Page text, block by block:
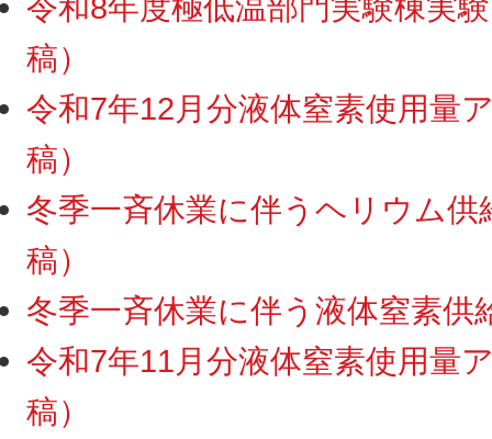
稿）
令和7年12月分液体窒素使用量
稿）
冬季一斉休業に伴うヘリウム
稿）
冬季一斉休業に伴う液体窒素
令和7年11月分液体窒素使用量
稿）